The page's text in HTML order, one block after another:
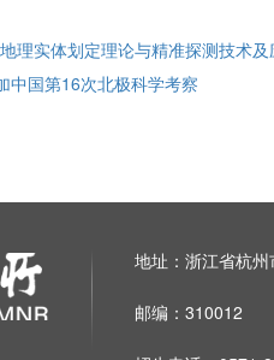
理实体划定理论与精准探测技术
中国第16次北极科学考察
地址：浙江省杭
邮编：310012